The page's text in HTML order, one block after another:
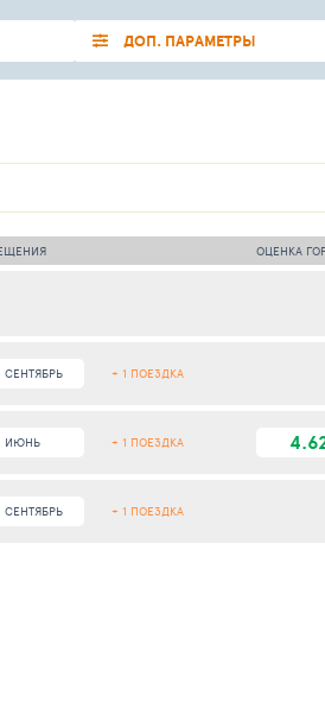
ДОП. ПАРАМЕТРЫ
ОЦЕНКА
СЕНТЯБРЬ + 1 ПОЕЗДКА
ИЮНЬ + 1 ПОЕЗДКА
СЕНТЯБРЬ + 1 ПОЕЗДКА